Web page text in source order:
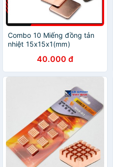
Combo 10 Miếng đồng tản
nhiệt 15x15x1(mm)
40.000 đ